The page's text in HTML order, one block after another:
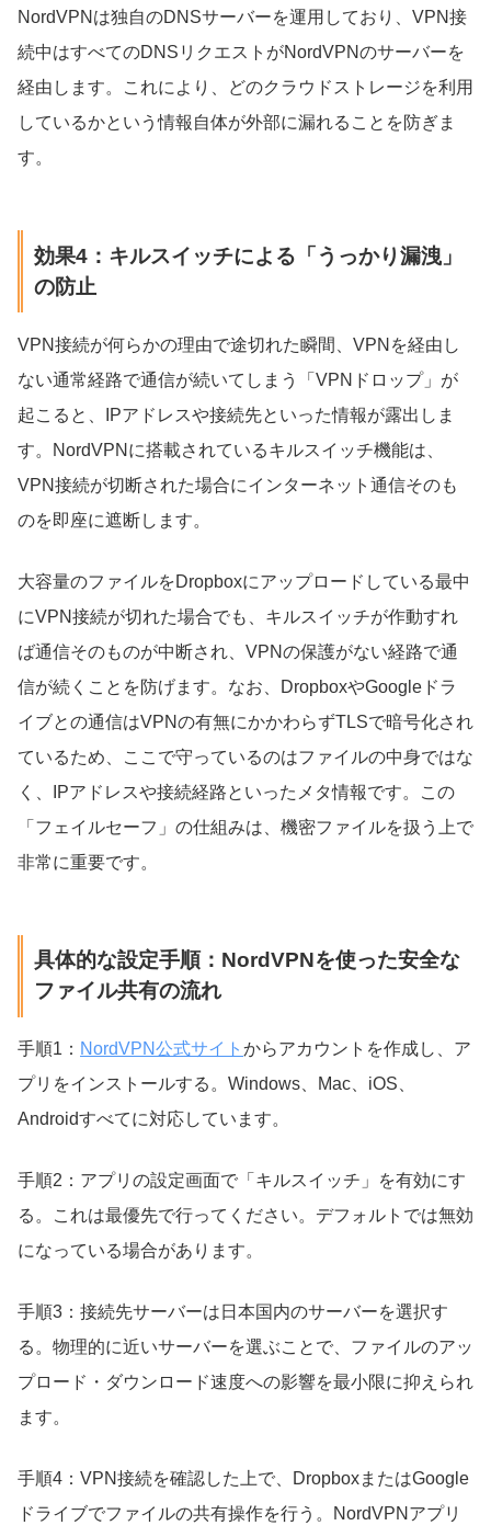
NordVPNは独自のDNSサーバーを運用しており、VPN接
続中はすべてのDNSリクエストがNordVPNのサーバーを
経由します。これにより、どのクラウドストレージを利用
しているかという情報自体が外部に漏れることを防ぎま
す。
効果4：キルスイッチによる「うっかり漏洩」
の防止
VPN接続が何らかの理由で途切れた瞬間、VPNを経由し
ない通常経路で通信が続いてしまう「VPNドロップ」が
起こると、IPアドレスや接続先といった情報が露出しま
す。NordVPNに搭載されているキルスイッチ機能は、
VPN接続が切断された場合にインターネット通信そのも
のを即座に遮断します。
大容量のファイルをDropboxにアップロードしている最中
にVPN接続が切れた場合でも、キルスイッチが作動すれ
ば通信そのものが中断され、VPNの保護がない経路で通
信が続くことを防げます。なお、DropboxやGoogleドラ
イブとの通信はVPNの有無にかかわらずTLSで暗号化され
ているため、ここで守っているのはファイルの中身ではな
く、IPアドレスや接続経路といったメタ情報です。この
「フェイルセーフ」の仕組みは、機密ファイルを扱う上で
非常に重要です。
具体的な設定手順：NordVPNを使った安全な
ファイル共有の流れ
手順1： NordVPN公式サイト からアカウントを作成し、ア
プリをインストールする。Windows、Mac、iOS、
Androidすべてに対応しています。
手順2：アプリの設定画面で「キルスイッチ」を有効にす
る。これは最優先で行ってください。デフォルトでは無効
になっている場合があります。
手順3：接続先サーバーは日本国内のサーバーを選択す
る。物理的に近いサーバーを選ぶことで、ファイルのアッ
プロード・ダウンロード速度への影響を最小限に抑えられ
ます。
手順4：VPN接続を確認した上で、DropboxまたはGoogle
ドライブでファイルの共有操作を行う。NordVPNアプリ